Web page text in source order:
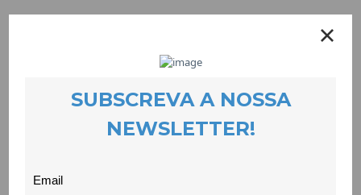
sensibilização sobre violência no namoro para 11 alunas do
da Escola Secundária Campos Melo.
relações de intimidade entre jovens; desconstruir mitos e